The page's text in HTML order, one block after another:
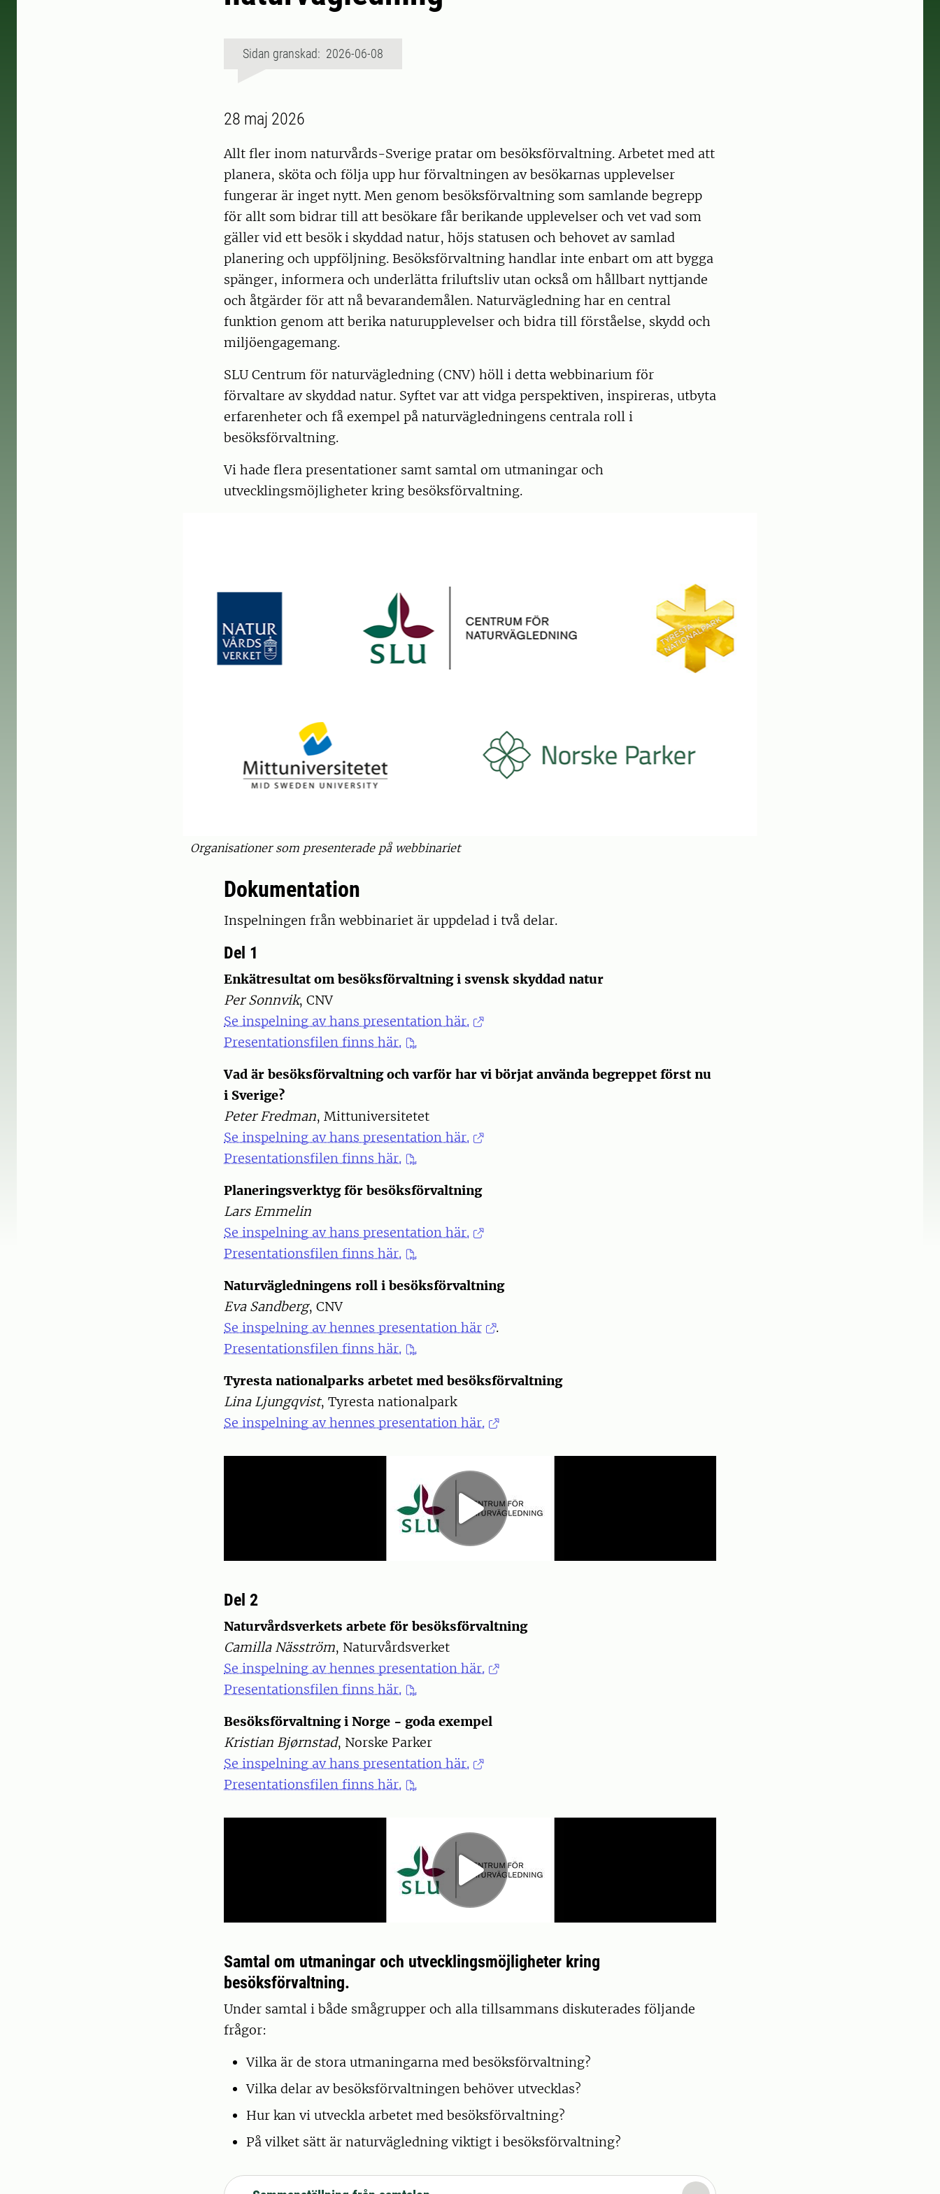
Sidan granskad: 2026-06-08
28 maj 2026
Allt fler inom naturvårds-Sverige pratar om besöksförvaltning. Arbetet med att
planera, sköta och följa upp hur förvaltningen av besökarnas upplevelser
fungerar är inget nytt. Men genom besöksförvaltning som samlande begrepp
för allt som bidrar till att besökare får berikande upplevelser och vet vad som
gäller vid ett besök i skyddad natur, höjs statusen och behovet av samlad
planering och uppföljning. Besöksförvaltning handlar inte enbart om att bygga
spänger, informera och underlätta friluftsliv utan också om hållbart nyttjande
och åtgärder för att nå bevarandemålen. Naturvägledning har en central
funktion genom att berika naturupplevelser och bidra till förståelse, skydd och
miljöengagemang.
SLU Centrum för naturvägledning (CNV) höll i detta webbinarium för
förvaltare av skyddad natur. Syftet var att vidga perspektiven, inspireras, utbyta
erfarenheter och få exempel på naturvägledningens centrala roll i
besöksförvaltning.
Vi hade flera presentationer samt samtal om utmaningar och
utvecklingsmöjligheter kring besöksförvaltning.
Organisationer som presenterade på webbinariet
Dokumentation
Inspelningen från webbinariet är uppdelad i två delar.
Del 1
Enkätresultat om besöksförvaltning i svensk skyddad natur
Per Sonnvik, CNV
Se inspelning av hans presentation här.
Presentationsfilen finns här.
Vad är besöksförvaltning och varför har vi börjat använda begreppet först nu
i Sverige?
Peter Fredman, Mittuniversitetet
Se inspelning av hans presentation här.
Presentationsfilen finns här.
Planeringsverktyg för besöksförvaltning
Lars Emmelin
Se inspelning av hans presentation här.
Presentationsfilen finns här.
Naturvägledningens roll i besöksförvaltning
Eva Sandberg, CNV
Se inspelning av hennes presentation här
.
Presentationsfilen finns här.
Tyresta nationalparks arbetet med besöksförvaltning
Lina Ljungqvist, Tyresta nationalpark
Se inspelning av hennes presentation här.
Del 2
Naturvårdsverkets arbete för besöksförvaltning
Camilla Näsström, Naturvårdsverket
Se inspelning av hennes presentation här.
Presentationsfilen finns här.
Besöksförvaltning i Norge - goda exempel
Kristian Bjørnstad, Norske Parker
Se inspelning av hans presentation här.
Presentationsfilen finns här.
Samtal om utmaningar och utvecklingsmöjligheter kring
besöksförvaltning.
Under samtal i både smågrupper och alla tillsammans diskuterades följande
frågor:
Vilka är de stora utmaningarna med besöksförvaltning?
Vilka delar av besöksförvaltningen behöver utvecklas?
Hur kan vi utveckla arbetet med besöksförvaltning?
På vilket sätt är naturvägledning viktigt i besöksförvaltning?